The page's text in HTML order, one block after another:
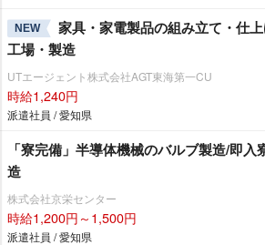
NEW
家具・家電製品の組み立て・仕
工場・製造
UTエージェント株式会社AGT東海第一CU
時給1,240円
派遣社員 / 愛知県
「寮完備」半導体機械のバルブ製造/即
造
株式会社京栄センター
時給1,200円～1,500円
派遣社員 / 愛知県